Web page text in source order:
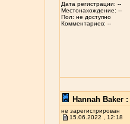
Дата регистрации: --
Местонахождение: --
Пол: не доступно
Комментариев: --
Hannah Baker :
не зарегистрирован
15.06.2022 , 12:18